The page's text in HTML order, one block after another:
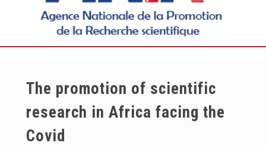
The promotion of scientific
research in Africa facing the
Covid